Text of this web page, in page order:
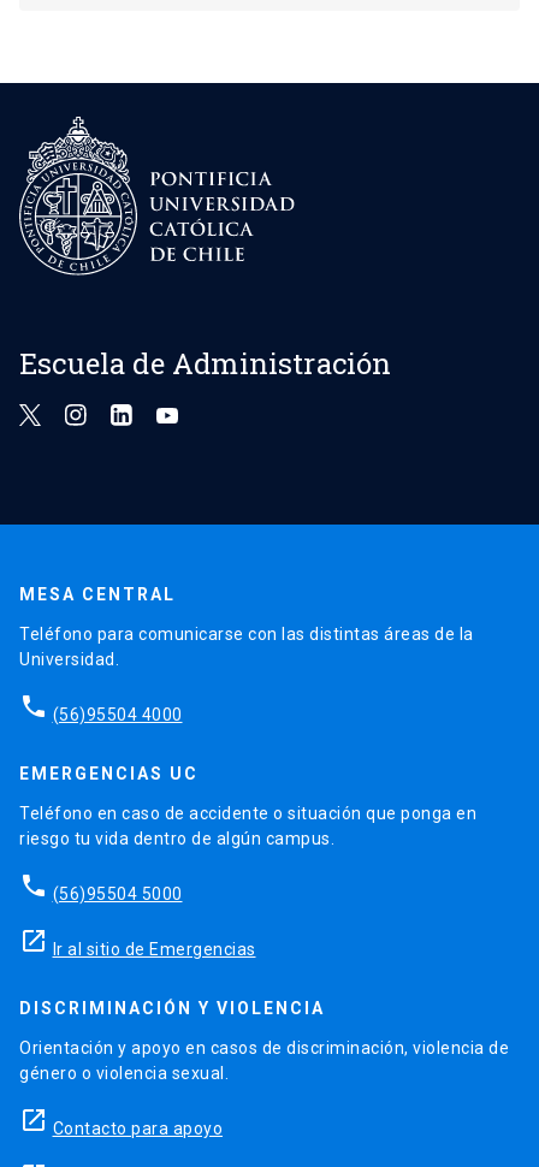
Escuela de Administración
MESA CENTRAL
Teléfono para comunicarse con las distintas áreas de la
Universidad.
phone (56)95504 4000
EMERGENCIAS UC
Teléfono en caso de accidente o situación que ponga en
riesgo tu vida dentro de algún campus.
phone (56)95504 5000
launch Ir al sitio de Emergencias
DISCRIMINACIÓN Y VIOLENCIA
Orientación y apoyo en casos de discriminación, violencia de
género o violencia sexual.
launch Contacto para apoyo